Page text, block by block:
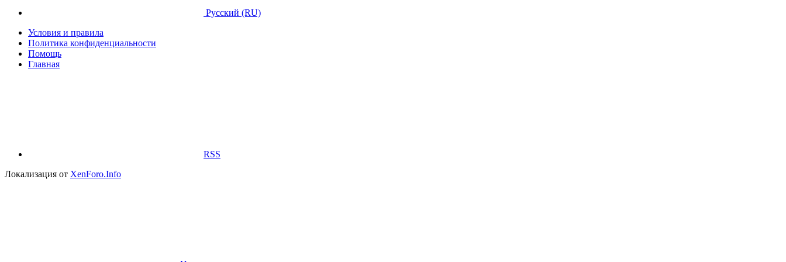
Русский (RU)
Условия и правила
Политика конфиденциальности
Помощь
Главная
RSS
Локализация от XenForo.Info